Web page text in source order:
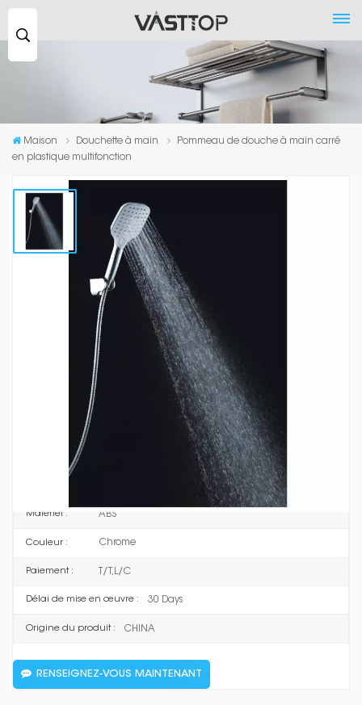
Maison Douchette à main
Pommeau de douche à main carré
en plastique multifonction
Pommeau De Douche À Main Carré
En Plastique Multifonction
Douchette en plastique à 4 fonctions
Fonction : Pulvérisation/Turbo/Spray+Turbo/Pause
Dimension：100mm
Cette pomme de douche carrée à 4 modes de réglage garantit une
expérience de douche ultime. La pomme de douche à main multi-
fonctions à surpression est fabriquée en matériau écologique ABS avec
une surface chromée exquise, empêche la rouille,et avec buse en
silicone anti-calcaire.
Matériel : ABS
Couleur : Chrome
Paiement : T/T,L/C
Délai de mise en œuvre : 30 Days
Origine du produit : CHINA
RENSEIGNEZ-VOUS MAINTENANT